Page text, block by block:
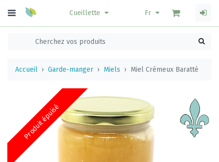
Cueillette Fr
Accueil Garde-manger Miels Miel Crémeux Baratté
Produit épuisé